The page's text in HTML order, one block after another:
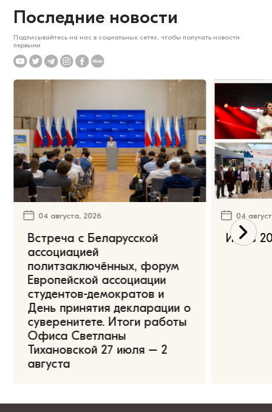
Последние новости
Подписывайтесь на нас в социальных сетях, чтобы получать новости
первыми
04 августа, 2026
Встреча с Беларусской
ассоциацией
политзаключённых, форум
Европейской ассоциации
студентов-демократов и
День принятия декларации о
суверенитете. Итоги работы
Офиса Светланы
Тихановской 27 июля – 2
августа
04
Июль